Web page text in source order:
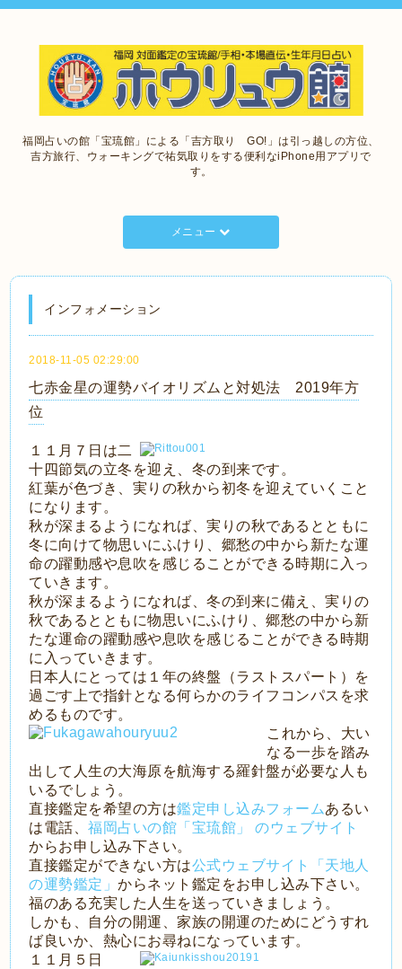
福岡占いの館「宝琉館」による「吉方取り GO!」は引っ越しの方位、
吉方旅行、ウォーキングで祐気取りをする便利なiPhone用アプリで
す。
メニュー
インフォメーション
2018-11-05 02:29:00
七赤金星の運勢バイオリズムと対処法 2019年方
位
１１月７日は二
十四節気の立冬を迎え、冬の到来です。
紅葉が色づき、実りの秋から初冬を迎えていくこと
になります。
秋が深まるようになれば、実りの秋であるとともに
冬に向けて物思いにふけり、郷愁の中から新たな運
命の躍動感や息吹を感じることができる時期に入っ
ていきます。
秋が深まるようになれば、冬の到来に備え、実りの
秋であるとともに物思いにふけり、郷愁の中から新
たな運命の躍動感や息吹を感じることができる時期
に入っていきます。
日本人にとっては１年の終盤（ラストスパート）を
過ごす上で指針となる何らかのライフコンパスを求
めるものです。
これから、大い
なる一歩を踏み
出して人生の大海原を航海する羅針盤が必要な人も
いるでしょう。
直接鑑定を希望の方は鑑定申し込みフォームあるい
は電話、福岡占いの館「宝琉館」 のウェブサイト
からお申し込み下さい。
直接鑑定ができない方は公式ウェブサイト「天地人
の運勢鑑定」からネット鑑定をお申し込み下さい。
福のある充実した人生を送っていきましょう。
しかも、自分の開運、家族の開運のためにどうすれ
ば良いか、熱心にお尋ねになっています。
１１月５日